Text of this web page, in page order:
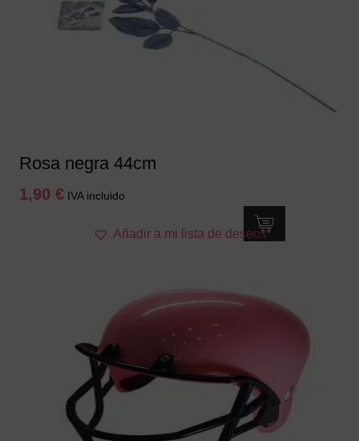
Rosa negra 44cm
1,90 € IVA incluido
Añadir a mi lista de deseos